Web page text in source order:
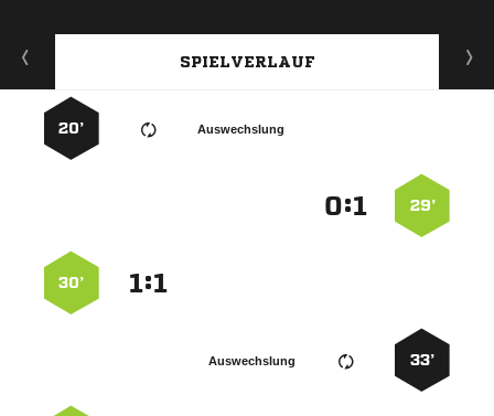
SPIELVERLAUF
Auswechslung
20’
29’
:
:
30’
33’
Auswechslung